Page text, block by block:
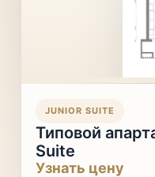
JUNIOR SUITE
Типовой
Suite
Узнать цену